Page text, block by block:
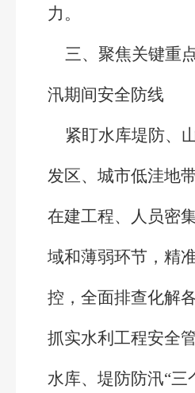
力。
三、聚焦关键重
汛期间安全防线
紧盯水库堤防、
发区、城市低洼地
在建工程、人员密
域和薄弱环节，精
控，全面排查化解
抓实水利工程安全
水库、堤防防汛“三